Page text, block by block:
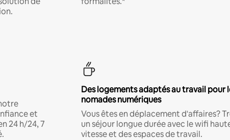
et
24 h/24, 7
Des logements adaptés au travail pour
nomades numériques
Vous êtes en déplacement d'affaires?
un séjour longue durée avec le wifi
vitesse et des espaces de travail.